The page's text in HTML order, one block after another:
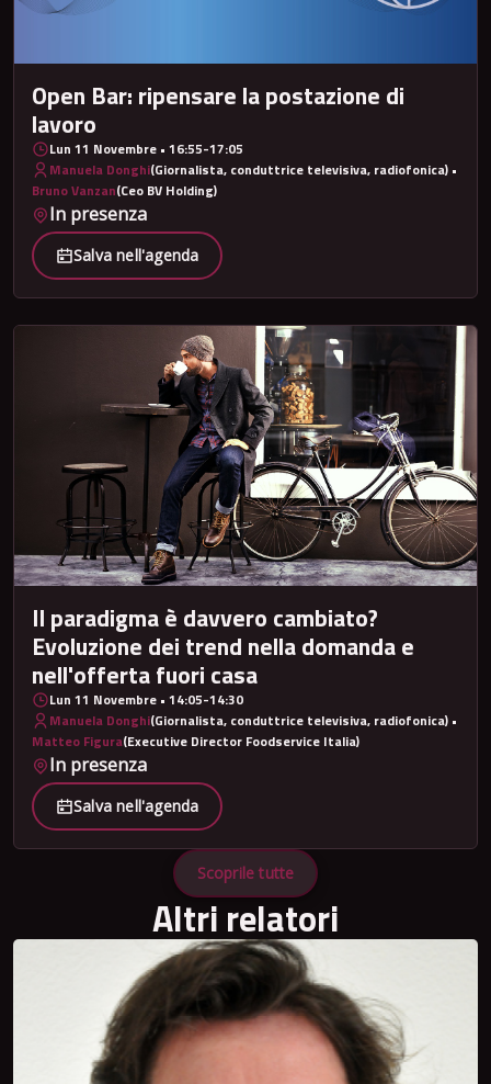
Open Bar: ripensare la postazione di
lavoro
Lun 11 Novembre • 16:55-17:05
Manuela Donghi(Giornalista, conduttrice televisiva, radiofonica) •
Bruno Vanzan(Ceo BV Holding)
In presenza
Salva nell'agenda
Il paradigma è davvero cambiato?
Evoluzione dei trend nella domanda e
nell'offerta fuori casa
Lun 11 Novembre • 14:05-14:30
Manuela Donghi(Giornalista, conduttrice televisiva, radiofonica) •
Matteo Figura(Executive Director Foodservice Italia)
In presenza
Salva nell'agenda
Scoprile tutte
Altri relatori